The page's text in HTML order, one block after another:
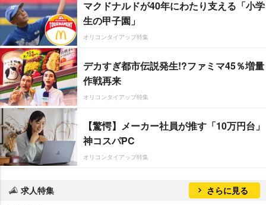
マクドナルドが40年にわたり支える「小学
生の甲子園」
オリコンタイアップ特集
デカすぎ都市伝説発生!?ファミマ45％増量
作戦再来
オリコンタイアップ特集
【驚愕】メーカー社員が推す「10万円台」
神コスパPC
オリコンタイアップ特集
求人特集 さらに見る